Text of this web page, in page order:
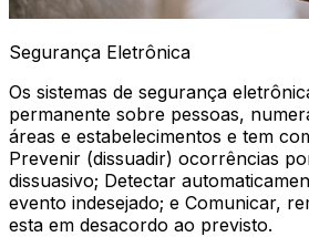
Segurança Eletrônica
Os sistemas de segurança
permanente sobre pessoas,
áreas e estabelecimentos e tem
Prevenir (dissuadir) ocorrências
dissuasivo; Detectar
evento indesejado; e Comunicar,
esta em desacordo ao previsto.